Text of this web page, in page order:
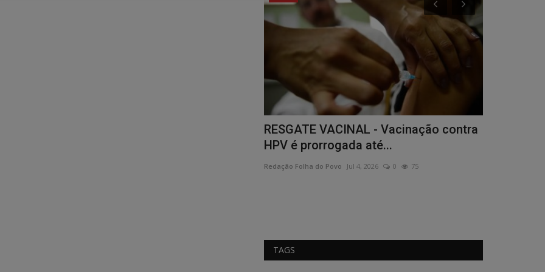
RESGATE VACINAL - Vacinação contra
HPV é prorrogada até...
Redação Folha do Povo Jul 4, 2026 0 75
TAGS